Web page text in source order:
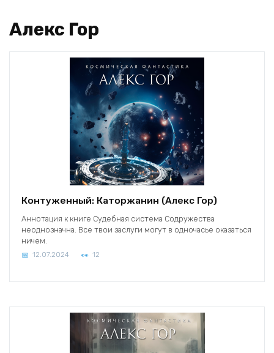
Алекс Гор
Контуженный: Каторжанин (Алекс Гор)
Аннотация к книге Судебная система Содружества
неоднозначна. Все твои заслуги могут в одночасье оказаться
ничем.
12.07.2024 12